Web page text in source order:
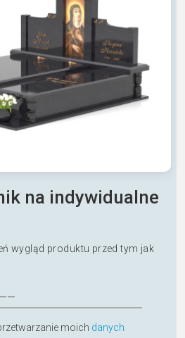
na indywidualne
wygląd produktu przed tym jak
moich danych